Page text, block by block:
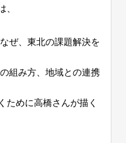
ぜ、東北の課題解決を
組み方、地域との連携
ために高橋さんが描く